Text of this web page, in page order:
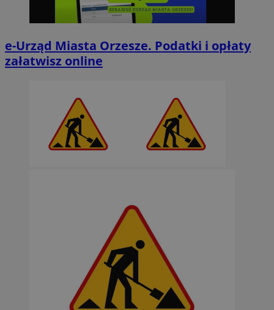
e-Urząd Miasta Orzesze. Podatki i opłaty
załatwisz online